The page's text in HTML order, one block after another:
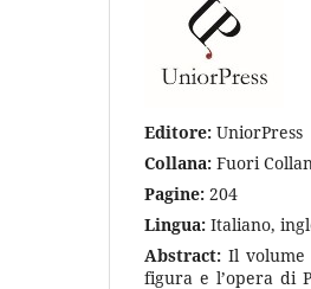
Editore: UniorPress
Collana: Fuori
Pagine: 204
Lingua: Italiano,
Abstract: Il volume
figura e l’opera di